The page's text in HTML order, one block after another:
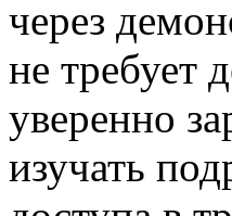
через
не требует
уверенно
изучать